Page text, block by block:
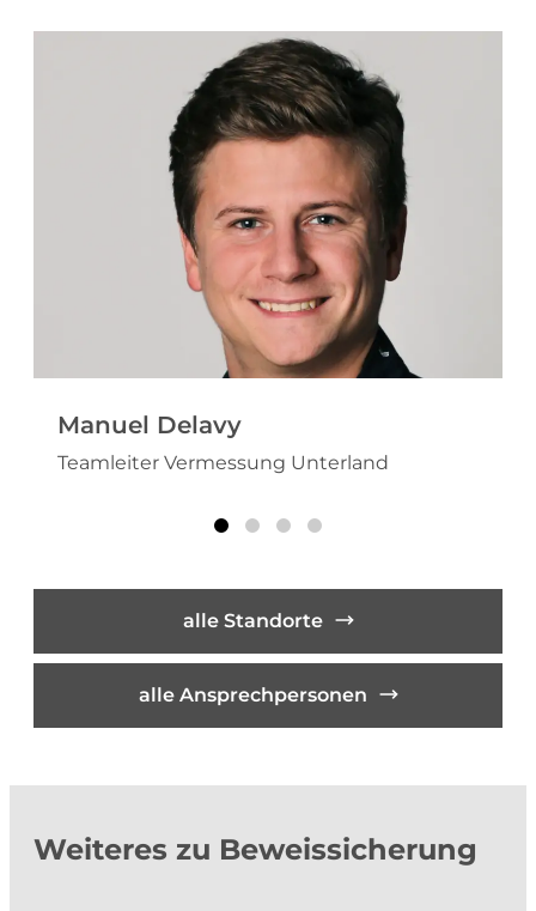
Manuel Delavy
Teamleiter Vermessung Unterland
alle Standorte
alle Ansprechpersonen
Weiteres zu Beweissicherung